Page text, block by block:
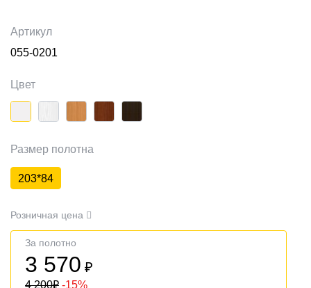
Артикул
055-0201
Цвет
Размер полотна
203*84
Розничная цена
За полотно
3 570 ₽
4 200₽ -15%